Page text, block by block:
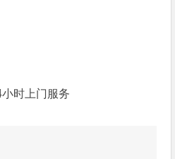
时上门服务